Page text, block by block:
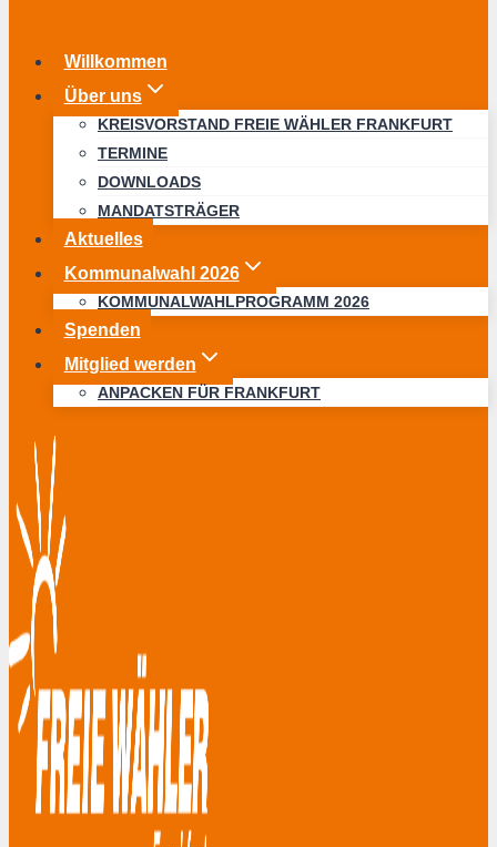
Willkommen
Über uns
KREISVORSTAND FREIE WÄHLER FRANKFURT
TERMINE
DOWNLOADS
MANDATSTRÄGER
Aktuelles
Kommunalwahl 2026
KOMMUNALWAHLPROGRAMM 2026
Spenden
Mitglied werden
ANPACKEN FÜR FRANKFURT